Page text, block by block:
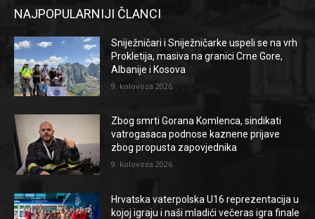
NAJPOPULARNIJI ČLANCI
Sniježničari i Sniježničarke uspeli se na vrh
Prokletija, masiva na granici Crne Gore,
Albanije i Kosova
9. kolovoza 2026.
Zbog smrti Gorana Komlenca, sindikati
vatrogasaca podnose kaznene prijave
zbog propusta zapovjednika
9. kolovoza 2026.
Hrvatska vaterpolska U16 reprezentacija u
kojoj igraju i naši mladići večeras igra finale